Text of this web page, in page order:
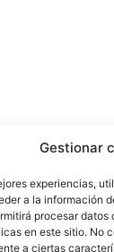
Gestionar
experiencias,
a la información
procesar
en este sitio. No
a ciertas